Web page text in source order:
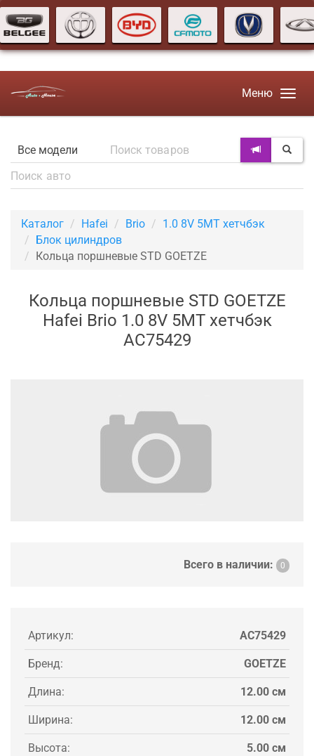
Меню
Каталог Hafei Brio
1.0 8V 5MT хетчбэк
Блок цилиндров
Кольца поршневые STD GOETZE
Кольца поршневые STD GOETZE
Hafei Brio 1.0 8V 5MT хетчбэк
AC75429
Всего в наличии: 0
Артикул: AC75429
Бренд: GOETZE
Длина: 12.00 см
Ширина: 12.00 см
Высота: 5.00 см